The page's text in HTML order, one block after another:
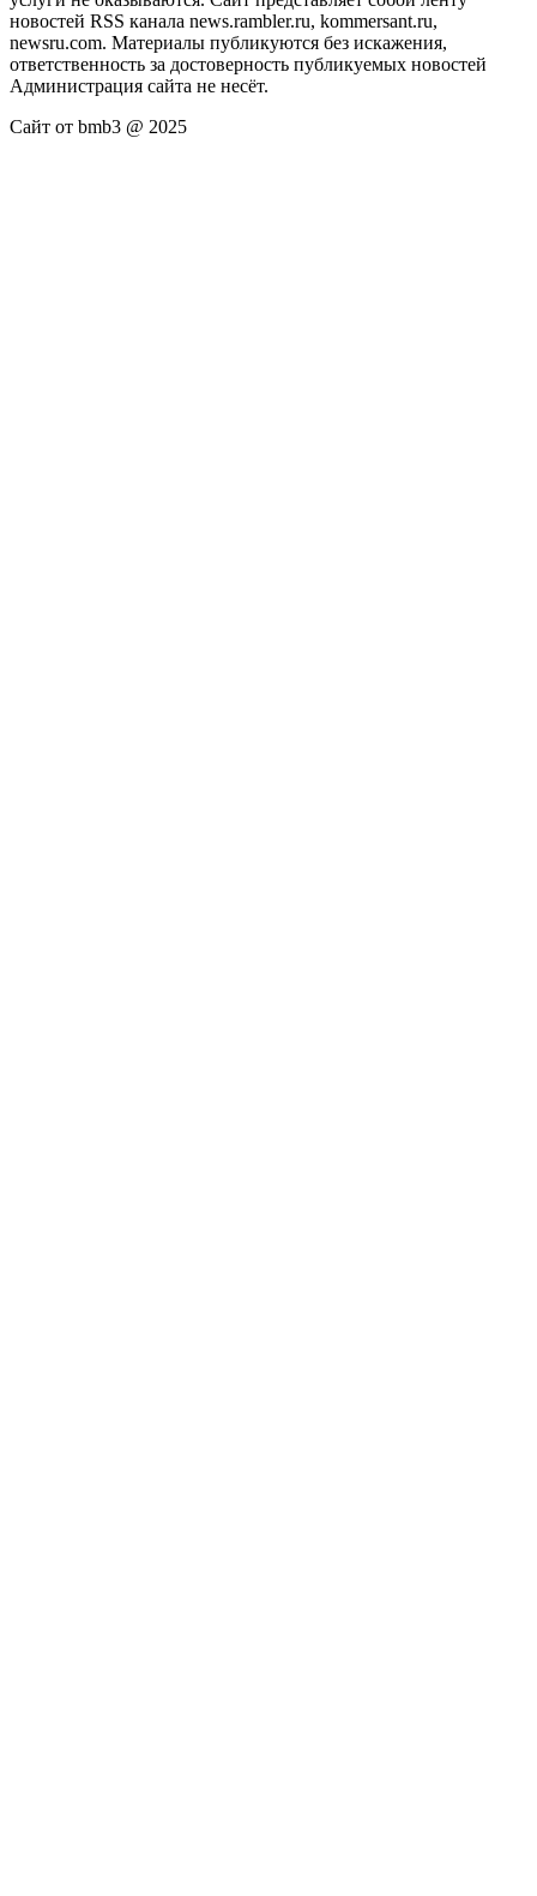
новостей RSS канала news.rambler.ru, kommersant.ru,
newsru.com. Материалы публикуются без искажения,
ответственность за достоверность публикуемых новостей
Администрация сайта не несёт.
Сайт от bmb3 @ 2025